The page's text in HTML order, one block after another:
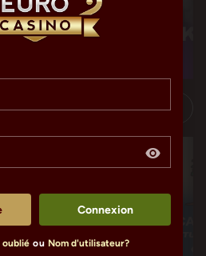
€118,813.51
Connexion
oublié ou Nom d'utilisateur?